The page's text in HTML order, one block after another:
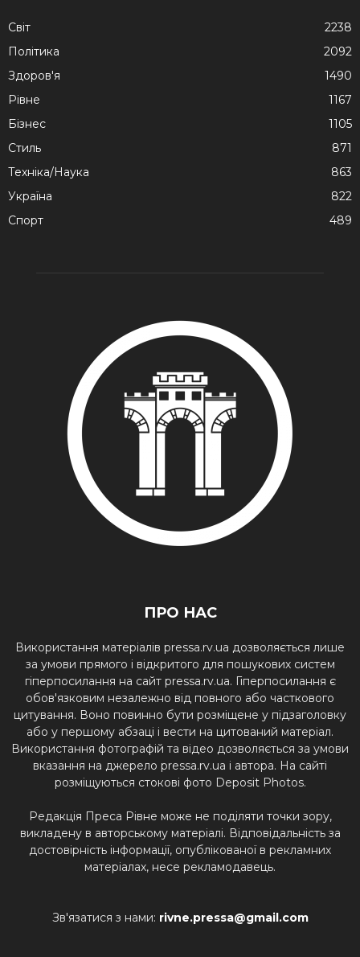
Cвіт
2238
Політика
2092
Здоров'я
1490
Рівне
1167
Бізнес
1105
Стиль
871
Техніка/Наука
863
Україна
822
Спорт
489
ПРО НАС
Використання матеріалів pressa.rv.ua дозволяється лише
за умови прямого і відкритого для пошукових систем
гіперпосилання на сайт pressa.rv.ua. Гіперпосилання є
обов'язковим незалежно від повного або часткового
цитування. Воно повинно бути розміщене у підзаголовку
або у першому абзаці і вести на цитований матеріал.
Використання фотографій та відео дозволяється за умови
вказання на джерело pressa.rv.ua і автора. На сайті
розміщуються стокові фото Deposit Photos.
Редакція Преса Рівне може не поділяти точки зору,
викладену в авторському матеріалі. Відповідальність за
достовірність інформації, опублікованої в рекламних
матеріалах, несе рекламодавець.
Зв'язатися з нами: rivne.pressa@gmail.com